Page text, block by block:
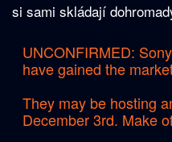
si sami skládají
UNCONFIRMED:
have gained the
They may be hosting
December 3rd. Make